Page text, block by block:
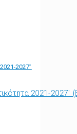
2027”
2021-